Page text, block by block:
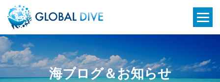
海ブログ＆お知らせ